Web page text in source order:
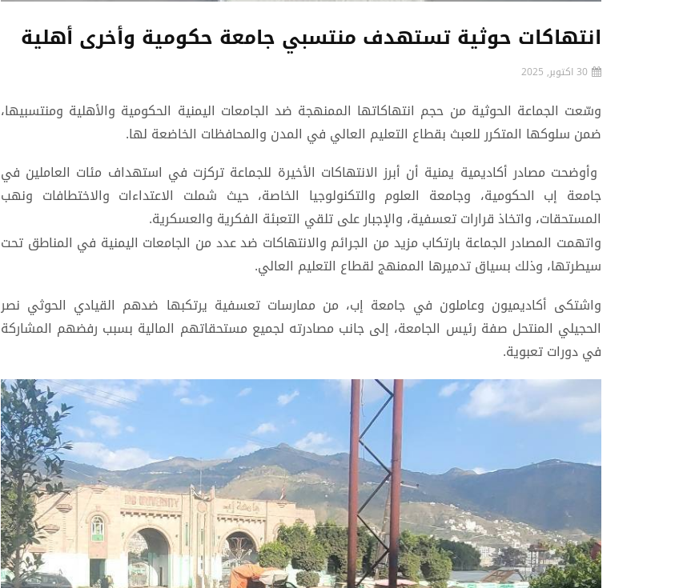
انتهاكات حوثية تستهدف منتسبي جامعة حكومية وأخرى أهلية
30 اكتوبر, 2025
وسّعت الجماعة الحوثية من حجم انتهاكاتها الممنهجة ضد الجامعات اليمنية الحكومية والأهلية ومنتسبيها،
ضمن سلوكها المتكرر للعبث بقطاع التعليم العالي في المدن والمحافظات الخاضعة لها.
وأوضحت مصادر أكاديمية يمنية أن أبرز الانتهاكات الأخيرة للجماعة تركزت في استهداف مئات العاملين في
جامعة إب الحكومية، وجامعة العلوم والتكنولوجيا الخاصة، حيث شملت الاعتداءات والاختطافات ونهب
المستحقات، واتخاذ قرارات تعسفية، والإجبار على تلقي التعبئة الفكرية والعسكرية.
واتهمت المصادر الجماعة بارتكاب مزيد من الجرائم والانتهاكات ضد عدد من الجامعات اليمنية في المناطق تحت
سيطرتها، وذلك بسياق تدميرها الممنهج لقطاع التعليم العالي.
واشتكى أكاديميون وعاملون في جامعة إب، من ممارسات تعسفية يرتكبها ضدهم القيادي الحوثي نصر
الحجيلي المنتحل صفة رئيس الجامعة، إلى جانب مصادرته لجميع مستحقاتهم المالية بسبب رفضهم المشاركة
في دورات تعبوية.